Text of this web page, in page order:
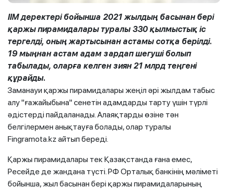
ІІМ деректері бойынша 2021 жылдың басынан бері
қаржы пирамидалары туралы 330 қылмыстық іс
тергелді, оның жартысынан астамы сотқа берілді.
19 мыңнан астам адам зардап шегуші болып
табылады, оларға келген зиян 21 млрд теңгені
құрайды.
Заманауи қаржы пирамидалары жеңіл әрі жылдам табыс
алу "ғажайыбына" сенетін адамдарды тарту үшін түрлі
әдістерді пайдаланады. Алаяқтарды өзіне тән
белгілермен анықтауға болады, олар туралы
Fingramota.kz айтып береді.
Қаржы пирамидалары тек Қазақстанда ғана емес,
Ресейде де жандана түсті. РФ Орталық банкінің мәліметі
бойынша, жыл басынан бері қаржы пирамидаларының